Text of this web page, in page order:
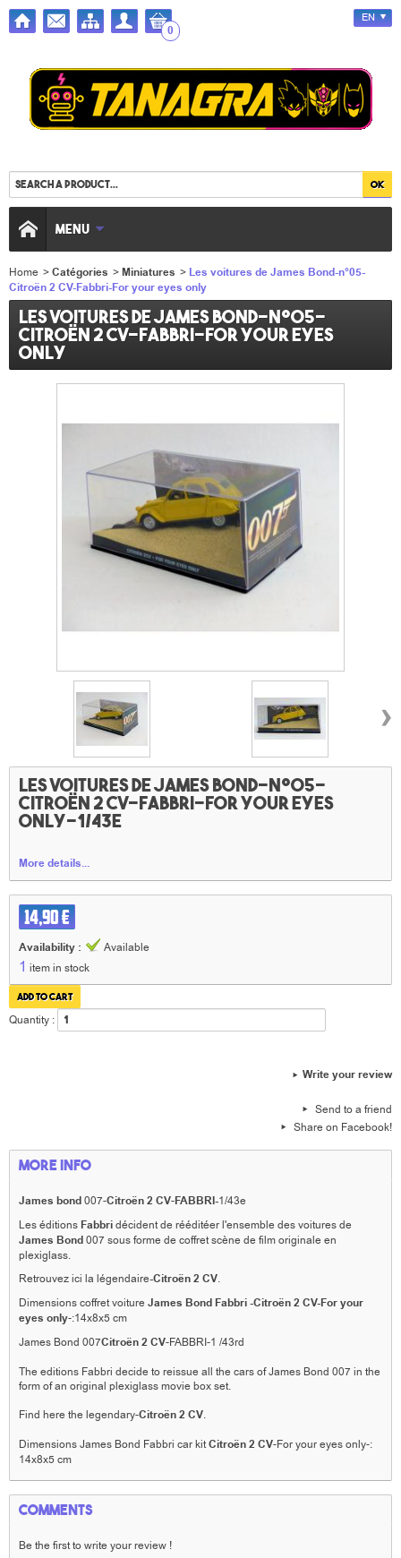
0
EN
MENU
Home >Catégories >Miniatures > Les voitures de James Bond-n°05-
Citroën 2 CV-Fabbri-For your eyes only
Les voitures de James Bond-n°05-
Citroën 2 CV-Fabbri-For your eyes
only
›
Les voitures de James Bond-n°05-
Citroën 2 CV-Fabbri-For your eyes
only-1/43e
More details...
14,90 €
Availability : Available
1 item in stock
Quantity :
Write your review
Send to a friend
Share on Facebook!
More info
James bond007-Citroën 2 CV-FABBRI-1/43e
Les éditions Fabbridécident de rééditéer l'ensemble des voitures de
James Bond007 sous forme de coffret scène de film originale en
plexiglass.
Retrouvez ici la légendaire-Citroën 2 CV.
Dimensions coffret voitureJames Bond Fabbri -Citroën 2 CV-For your
eyes only-:14x8x5 cm
James Bond 007Citroën 2 CV-FABBRI-1 /43rd
The editions Fabbri decide to reissue all the cars of James Bond 007 in the
form of an original plexiglass movie box set.
Find here the legendary-Citroën 2 CV.
Dimensions James Bond Fabbri car kitCitroën 2 CV-For your eyes only-:
14x8x5 cm
Comments
Be the first to write your review !